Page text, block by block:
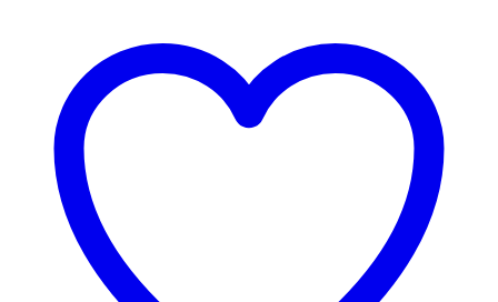
Résolution
3840x2160
HDMI,